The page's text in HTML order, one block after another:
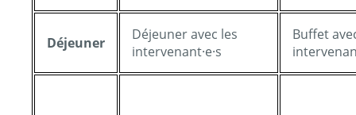
Déjeuner
Déjeuner avec les
intervenant·e·s
Buffet